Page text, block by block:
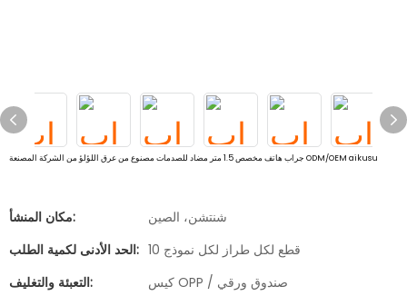
جراب هاتف مخصص 1.5 متر مضاد للصدمات مصنوع من عرق اللؤلؤ من الشركة المصنعة ODM/OEM aikusu
مكان المنشأ:
شنتشن، الصين
الحد الأدنى لكمية الطلب:
10 قطع لكل طراز لكل نموذج
التعبئة والتغليف:
كيس OPP / صندوق ورقي